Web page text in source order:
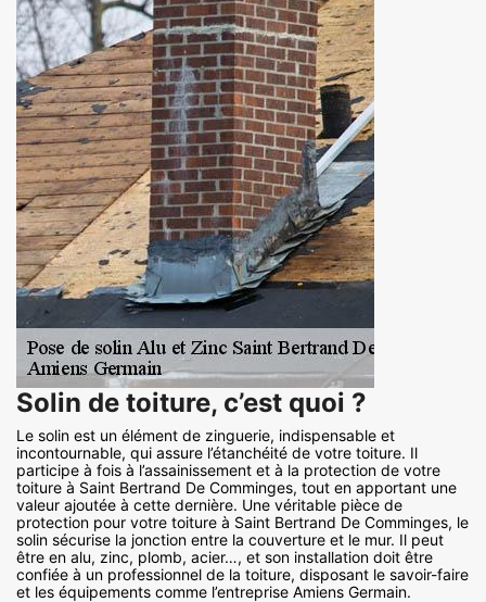
Solin de toiture, c’est quoi ?
Le solin est un élément de zinguerie, indispensable et
incontournable, qui assure l’étanchéité de votre toiture. Il
participe à fois à l’assainissement et à la protection de votre
toiture à Saint Bertrand De Comminges, tout en apportant une
valeur ajoutée à cette dernière. Une véritable pièce de
protection pour votre toiture à Saint Bertrand De Comminges, le
solin sécurise la jonction entre la couverture et le mur. Il peut
être en alu, zinc, plomb, acier…, et son installation doit être
confiée à un professionnel de la toiture, disposant le savoir-faire
et les équipements comme l’entreprise Amiens Germain.